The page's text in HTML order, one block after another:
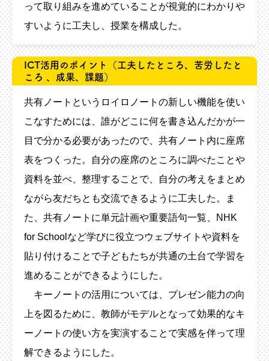
って取り組みを進めていることが視覚的にわかりや
すいように工夫し、授業を構成した。
ICT活用のポイント
（工夫したところ、苦労したと
ころ 、成果、課題）
共有ノートというロイロノートの新しい機能を使い
こなすためには、誰がどこに何を書き込んだかが一
目で分かる必要があったので、共有ノート内に座席
表をつくった。自分の座席のところに調べたことや
資料を並べ、整理することで、自分の考えをまとめ
ながら友だちとも交流できるように工夫した。ま
た、共有ノートに単元計画や重要語句一覧、NHK
for Schoolなど学びに役立つウェブサイトや資料を
貼り付けることで子どもたちが共通の土台で学習を
進めることができるようにした。
キーノートの活用については、プレゼン能力の向
上を図るために、教師がモデルとなって効果的なキ
ーノートの使い方を実演することで実感を伴って理
解できるようにした。